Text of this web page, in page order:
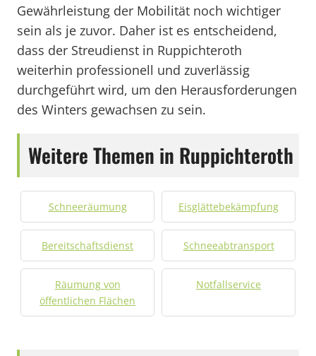
Gewährleistung der Mobilität noch wichtiger
sein als je zuvor. Daher ist es entscheidend,
dass der Streudienst in Ruppichteroth
weiterhin professionell und zuverlässig
durchgeführt wird, um den Herausforderungen
des Winters gewachsen zu sein.
Weitere Themen in Ruppichteroth
Schneeräumung Eisglättebekämpfung
Bereitschaftsdienst Schneeabtransport
Räumung von
öffentlichen Flächen
Notfallservice